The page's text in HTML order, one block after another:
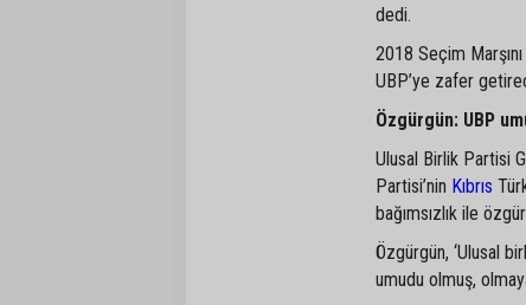
dedi.
2018 Seçim
UBP’ye zafer
Özgürgün: UBP
Ulusal Birlik Partisi
Partisi’nin Kıbrıs
bağımsızlık ile
Özgürgün, ‘Ulusal
umudu olmuş,